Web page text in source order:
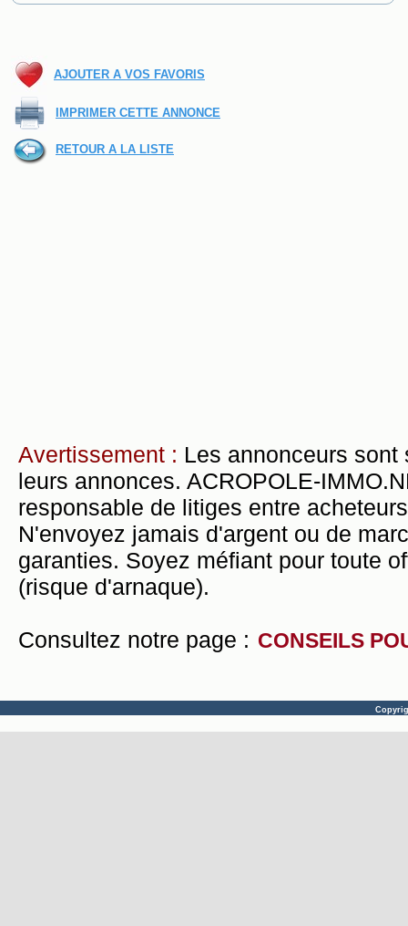
AJOUTER A VOS FAVORIS
IMPRIMER CETTE ANNONCE
RETOUR A LA LISTE
Avertissement : Les annonceurs
leurs annonces. ACROPOLE-
responsable de litiges entre
N'envoyez jamais d'argent ou de
garanties. Soyez méfiant pour toute
(risque d'arnaque).
Consultez notre page : CONSEILS